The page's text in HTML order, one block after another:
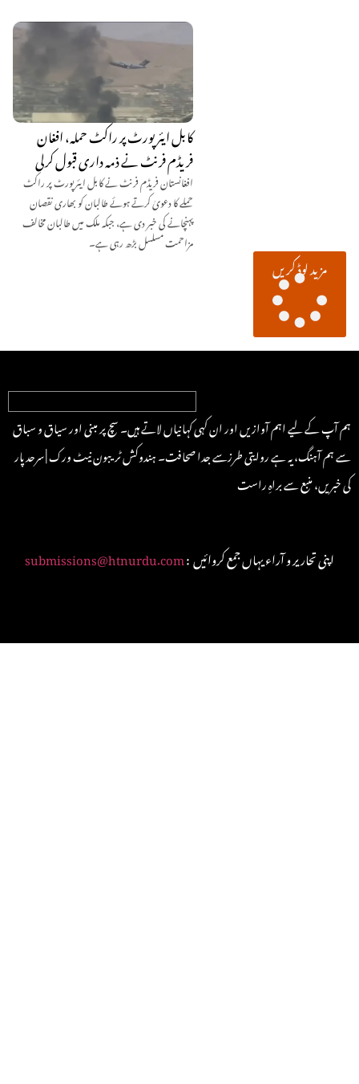
کابل ایئرپورٹ پر راکٹ حملہ، افغان
فریڈم فرنٹ نے ذمہ داری قبول کرلی
افغانستان فریڈم فرنٹ نے کابل ایئرپورٹ پر راکٹ
حملے کا دعویٰ کرتے ہوئے طالبان کو بھاری نقصان
پہنچانے کی خبر دی ہے، جبکہ ملک میں طالبان مخالف
مزاحمت مسلسل بڑھ رہی ہے۔
مزید لوڈ کریں
ہم آپ کے لیے اہم آوازیں اور ان کہی کہانیاں لاتے ہیں۔ سچ پر مبنی اور سیاق و سباق
سے ہم آہنگ، یہ ہے روایتی طرزسے جدا صحافت۔ ہندوکش ٹریبون نیٹ ورک | سرحد پار
کی خبریں، منبع سے براہِ راست
submissions@htnurdu.com : اپنی تحاریر و آراء یہاں جمع کروائیں